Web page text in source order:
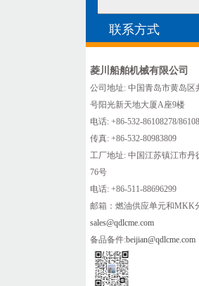
联系方式
菱川船舶机械有限公司
公司地址: 中国青岛市黄岛区
号阳光新天地大厦A座9楼
电话: +86-532-86108278/
传真: +86-532-80983809
工厂地址: 中国江苏镇江市丹
76号
电话: +86-511-88696299
邮箱：燃油供应单元和MKK
sales@qdlcme.com
备品备件:beijian@qdlcme.com